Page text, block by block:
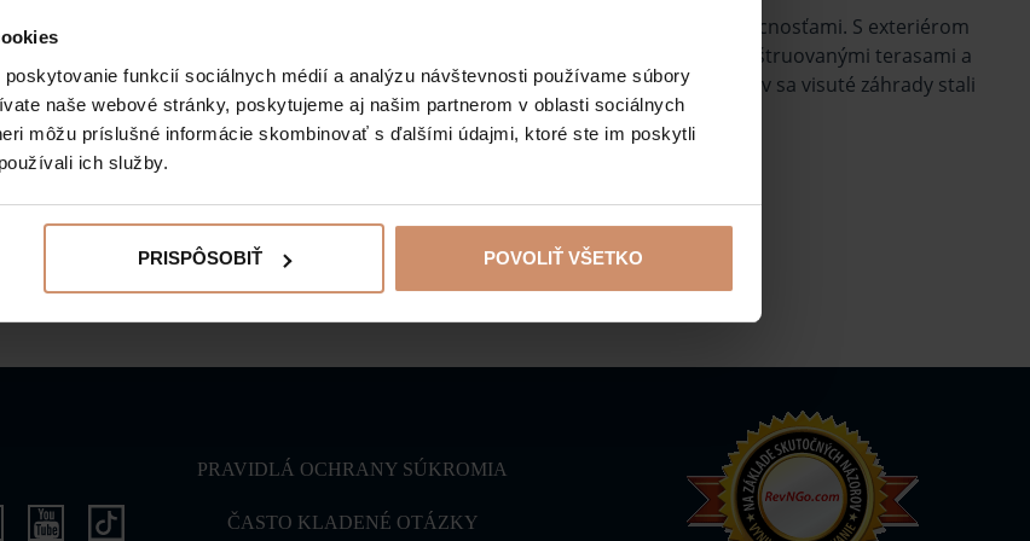
funkcií sociálnych médií a analýzu návštevnosti používame súbory
naše webové stránky, poskytujeme aj našim partnerom v oblasti sociálnych
môžu príslušné informácie skombinovať s ďalšími údajmi, ktoré ste im poskytli
ich služby.
PRISPÔSOBIŤ POVOLIŤ VŠETKO
budov sa smerom k prameňom Szinvy rozprestiera rozsiahly park s botanickými vzácnosťami. S exteriérom
Palota úzko súvisia hotelové visuté záhrady, ktoré sú prepojené nedávno zrekonštruovanými terasami a
a pozývajú milovníkov prírody a romantiky na prechádzky. V priebehu rokov sa visuté záhrady stali
súčasťou Lillafüredu, obľúbeného turistického cieľa v Bukových horách.
SPÄŤ NA POZORUHODNOSTI
PRAVIDLÁ OCHRANY SÚKROMIA
ČASTO KLADENÉ OTÁZKY